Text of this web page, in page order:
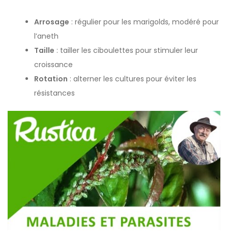
Arrosage : régulier pour les marigolds, modéré pour
l’aneth
Taille : tailler les ciboulettes pour stimuler leur
croissance
Rotation : alterner les cultures pour éviter les
résistances